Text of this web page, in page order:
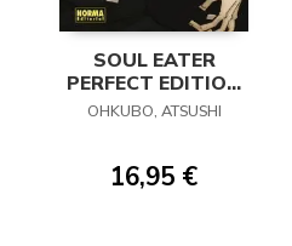
SOUL EATER
PERFECT EDITION
05
OHKUBO, ATSUSHI
16,95 €